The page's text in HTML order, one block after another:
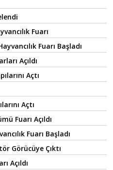
Fuarı
Fuarı Başladı
Açıldı
Açtı
Açtı
Fuarı Açıldı
Fuarı Başladı
Görücüye Çıktı
Açıldı